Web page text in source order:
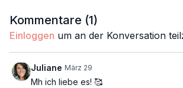
Kommentare (1)
Einloggen um an der Konversation
Juliane März 29
Mh ich liebe es! 🥰